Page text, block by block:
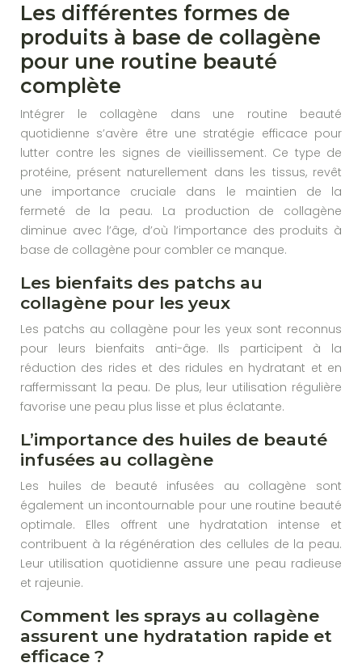
Les différentes formes de
produits à base de collagène
pour une routine beauté
complète
Intégrer le collagène dans une routine beauté
quotidienne s’avère être une stratégie efficace pour
lutter contre les signes de vieillissement. Ce type de
protéine, présent naturellement dans les tissus, revêt
une importance cruciale dans le maintien de la
fermeté de la peau. La production de collagène
diminue avec l’âge, d’où l’importance des produits à
base de collagène pour combler ce manque.
Les bienfaits des patchs au
collagène pour les yeux
Les patchs au collagène pour les yeux sont reconnus
pour leurs bienfaits anti-âge. Ils participent à la
réduction des rides et des ridules en hydratant et en
raffermissant la peau. De plus, leur utilisation régulière
favorise une peau plus lisse et plus éclatante.
L’importance des huiles de beauté
infusées au collagène
Les huiles de beauté infusées au collagène sont
également un incontournable pour une routine beauté
optimale. Elles offrent une hydratation intense et
contribuent à la régénération des cellules de la peau.
Leur utilisation quotidienne assure une peau radieuse
et rajeunie.
Comment les sprays au collagène
assurent une hydratation rapide et
efficace ?